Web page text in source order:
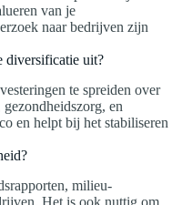
van je
naar bedrijven zijn
diversificatie uit?
te spreiden over
en
en helpt bij het stabiliseren
milieu-
Het is ook nuttig om